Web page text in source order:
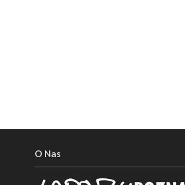
O Nas